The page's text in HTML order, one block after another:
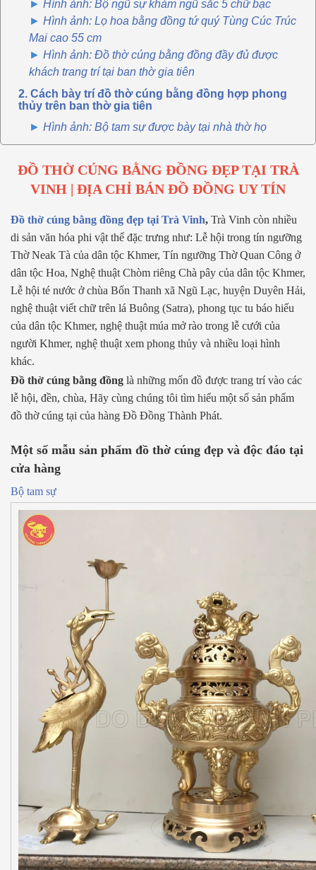
Hình ảnh: Bộ ngũ sự khảm ngũ sắc 5 chữ bạc
Hình ảnh: Lọ hoa bằng đồng tứ quý Tùng Cúc Trúc
Mai cao 55 cm
Hình ảnh: Đồ thờ cúng bằng đồng đầy đủ được
khách trang trí tại ban thờ gia tiên
2. Cách bày trí đồ thờ cúng bằng đồng hợp phong
thủy trên ban thờ gia tiên
Hình ảnh: Bộ tam sự được bày tại nhà thờ họ
ĐỒ THỜ CÚNG BẰNG ĐỒNG ĐẸP TẠI TRÀ
VINH | ĐỊA CHỈ BÁN ĐỒ ĐỒNG UY TÍN
Đồ thờ cúng bằng đồng đẹp tại Trà Vinh, Trà Vinh còn nhiều
di sản văn hóa phi vật thể đặc trưng như: Lễ hội trong tín ngưỡng
Thờ Neak Tà của dân tộc Khmer, Tín ngưỡng Thờ Quan Công ở
dân tộc Hoa, Nghệ thuật Chòm riêng Chà pây của dân tộc Khmer,
Lễ hội té nước ở chùa Bổn Thanh xã Ngũ Lạc, huyện Duyên Hải,
nghệ thuật viết chữ trên lá Buông (Satra), phong tục tu báo hiếu
của dân tộc Khmer, nghệ thuật múa mở rào trong lễ cưới của
người Khmer, nghệ thuật xem phong thủy và nhiều loại hình
khác.
Đồ thờ cúng bằng đồng là những mốn đồ được trang trí vào các
lễ hội, đền, chùa, Hãy cùng chúng tôi tìm hiểu một số sản phẩm
đồ thờ cúng tại của hàng Đồ Đồng Thành Phát.
Một số mẫu sản phẩm đồ thờ cúng đẹp và độc đáo tại
cửa hàng
Bộ tam sự